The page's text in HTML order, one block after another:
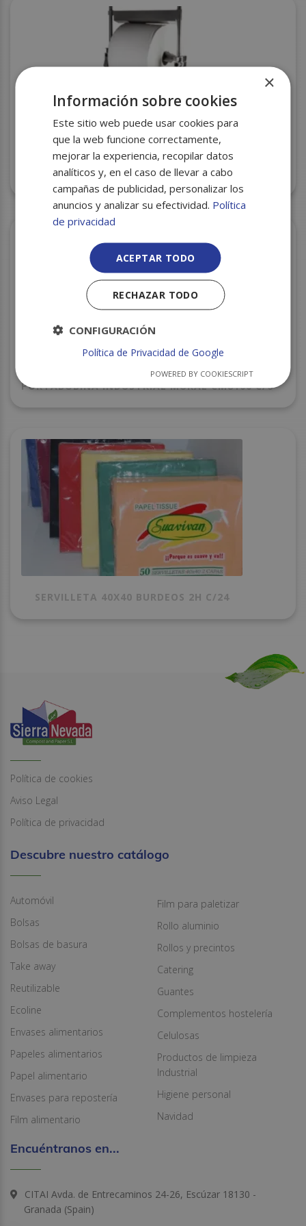
PORTABOBINAS INDUSTRIAL SUELO INOX CM8000
C/6
PORTABOBINA INDUSTRIAL MURAL CM8100 C/6
SERVILLETA 40X40 BURDEOS 2H C/24
Política de cookies
Aviso Legal
Política de privacidad
Descubre nuestro catálogo
Automóvil
Bolsas
Bolsas de basura
Take away
Reutilizable
Ecoline
Envases alimentarios
Papeles alimentarios
Papel alimentario
Envases para repostería
Film alimentario
Film para paletizar
Rollo aluminio
Rollos y precintos
Catering
Guantes
Complementos hostelería
Celulosas
Productos de limpieza
Industrial
Higiene personal
Navidad
Encuéntranos en...
CITAI Avda. de Entrecaminos 24-26, Escúzar 18130 -
Granada (Spain)
×
Información sobre cookies
Este sitio web puede usar cookies para
que la web funcione correctamente,
mejorar la experiencia, recopilar datos
analíticos y, en el caso de llevar a cabo
campañas de publicidad, personalizar los
anuncios y analizar su efectividad. Política
de privacidad
ACEPTAR TODO
RECHAZAR TODO
CONFIGURACIÓN
Política de Privacidad de Google
POWERED BY COOKIESCRIPT